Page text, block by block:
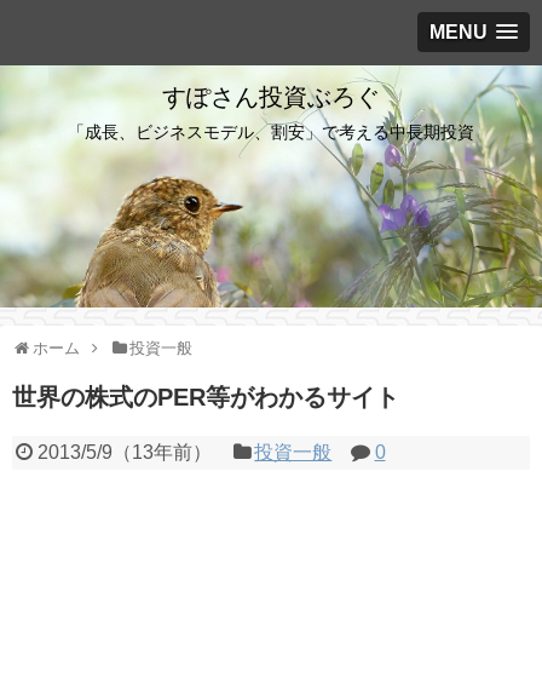
MENU
すぽさん投資ぶろぐ
「成長、ビジネスモデル、割安」で考える中長期投資
ホーム 投資一般
世界の株式のPER等がわかるサイト
2013/5/9 （13年前） 投資一般 0